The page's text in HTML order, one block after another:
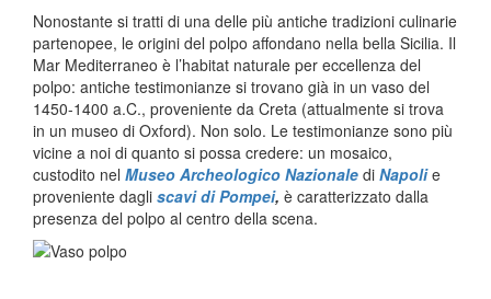
Nonostante si tratti di una delle più antiche tradizioni culinarie
partenopee, le origini del polpo affondano nella bella Sicilia. Il
Mar Mediterraneo è l’habitat naturale per eccellenza del
polpo: antiche testimonianze si trovano già in un vaso del
1450-1400 a.C., proveniente da Creta (attualmente si trova
in un museo di Oxford). Non solo. Le testimonianze sono più
vicine a noi di quanto si possa credere: un mosaico,
custodito nel Museo Archeologico Nazionale di Napolie
proveniente dagli scavi di Pompei, è caratterizzato dalla
presenza del polpo al centro della scena.